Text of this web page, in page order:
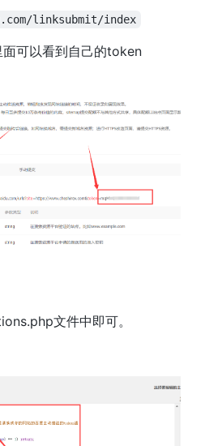
linksubmit/index
可以看到自己的token
文件中即可。